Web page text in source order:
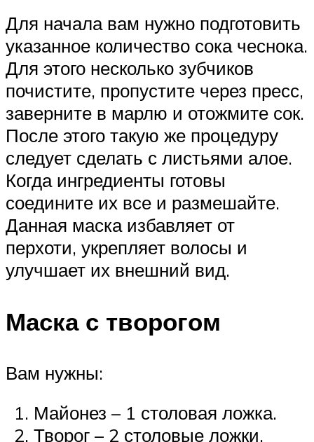
Для начала вам нужно подготовить
указанное количество сока чеснока.
Для этого несколько зубчиков
почистите, пропустите через пресс,
заверните в марлю и отожмите сок.
После этого такую же процедуру
следует сделать с листьями алое.
Когда ингредиенты готовы
соедините их все и размешайте.
Данная маска избавляет от
перхоти, укрепляет волосы и
улучшает их внешний вид.
Маска с творогом
Вам нужны:
Майонез – 1 столовая ложка.
Творог – 2 столовые ложки.